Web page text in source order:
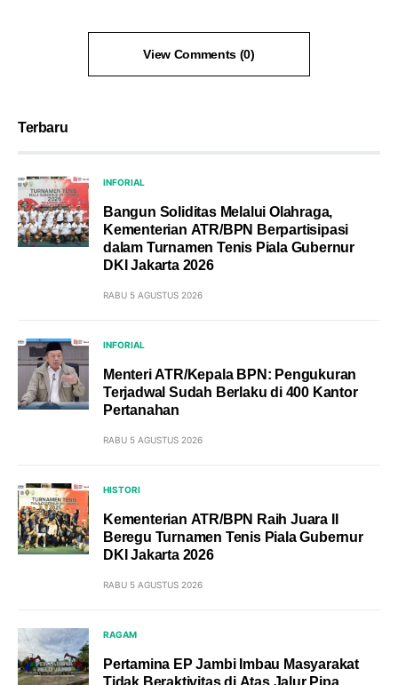
View Comments (0)
Terbaru
INFORIAL
Bangun Soliditas Melalui Olahraga,
Kementerian ATR/BPN Berpartisipasi
dalam Turnamen Tenis Piala Gubernur
DKI Jakarta 2026
RABU 5 AGUSTUS 2026
INFORIAL
Menteri ATR/Kepala BPN: Pengukuran
Terjadwal Sudah Berlaku di 400 Kantor
Pertanahan
RABU 5 AGUSTUS 2026
HISTORI
Kementerian ATR/BPN Raih Juara II
Beregu Turnamen Tenis Piala Gubernur
DKI Jakarta 2026
RABU 5 AGUSTUS 2026
RAGAM
Pertamina EP Jambi Imbau Masyarakat
Tidak Beraktivitas di Atas Jalur Pipa